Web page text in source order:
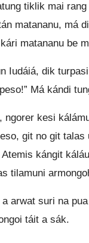
tiklik mai
matananu, má
matananu be
Iudáiá, dik
Má kándi
kesi
git no git
kángit
tilamuni
arwat suri na
táit a sák.